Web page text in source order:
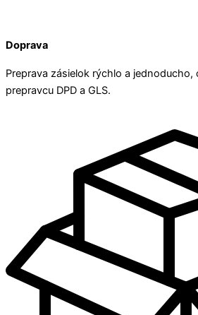
Doprava
Preprava zásielok rýchlo a jednoducho,
prepravcu DPD a GLS.